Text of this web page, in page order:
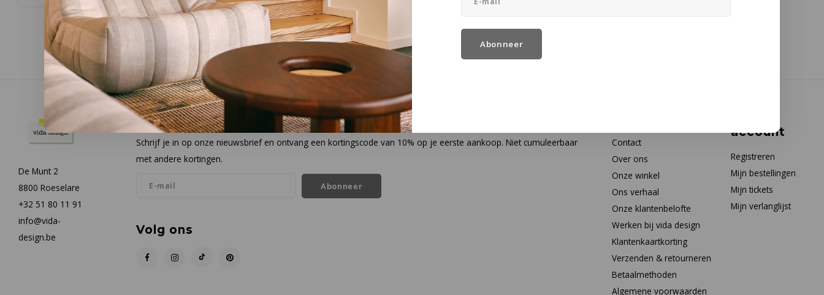
Abonneer
De Munt 2
8800 Roeselare
+32 51 80 11 91
info@vida-
design.be
Nieuwsbrief
Schrijf je in op onze nieuwsbrief en ontvang een kortingscode van 10% op je eerste aankoop. Niet cumuleerbaar
met andere kortingen.
Abonneer
Volg ons
Contact
Over ons
Onze winkel
Ons verhaal
Onze klantenbelofte
Werken bij vida design
Klantenkaartkorting
Verzenden & retourneren
Betaalmethoden
Algemene voorwaarden
account
Registreren
Mijn bestellingen
Mijn tickets
Mijn verlanglijst